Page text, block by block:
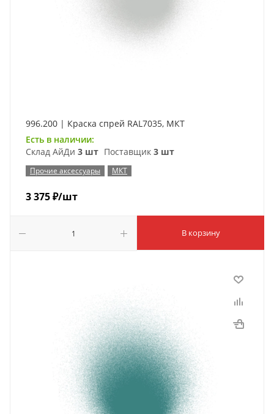
996.200 | Краска спрей RAL7035, МКТ
Есть в наличии:
Склад АйДи 3 шт Поставщик 3 шт
Прочие аксессуары МКТ
3 375₽/шт
В корзину